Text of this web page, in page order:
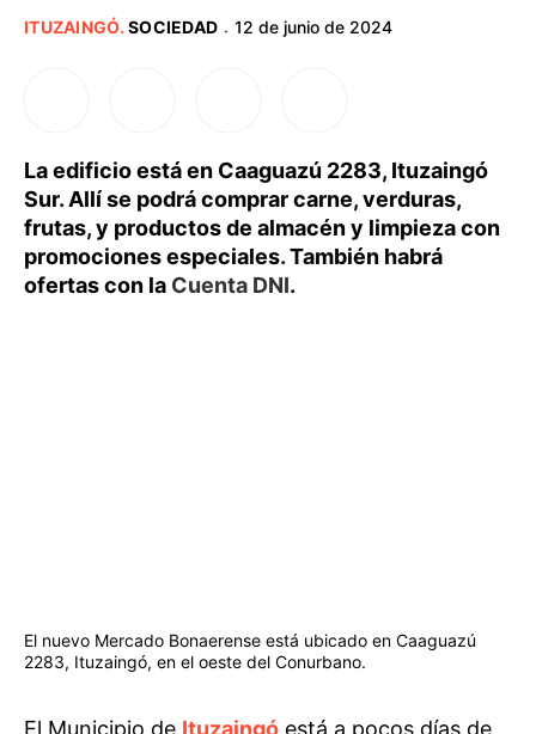
ITUZAINGÓ.SOCIEDAD · 12 de junio de 2024
La edificio está en Caaguazú 2283, Ituzaingó
Sur. Allí se podrá comprar carne, verduras,
frutas, y productos de almacén y limpieza con
promociones especiales. También habrá
ofertas con la Cuenta DNI.
El nuevo Mercado Bonaerense está ubicado en Caaguazú
2283, Ituzaingó, en el oeste del Conurbano.
El Municipio de Ituzaingó está a pocos días de